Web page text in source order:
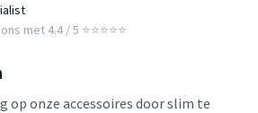
met 4.4 / 5 ⭐⭐⭐⭐⭐
op onze accessoires door slim te